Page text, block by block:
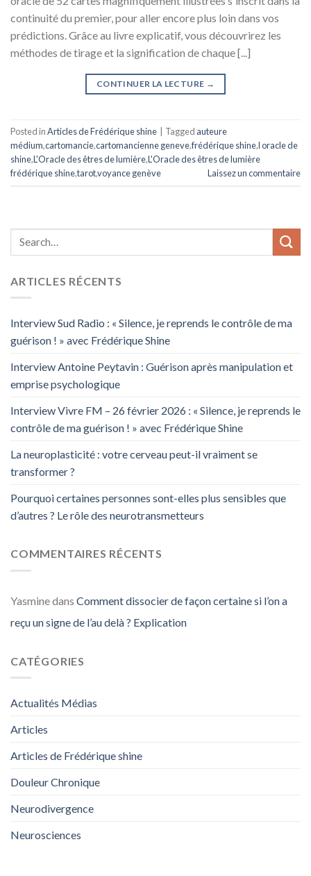
continuité du premier, pour aller encore plus loin dans vos
prédictions. Grâce au livre explicatif, vous découvrirez les
méthodes de tirage et la signification de chaque [...]
CONTINUER LA LECTURE →
Posted inArticles de Frédérique shine Tagged auteure
médium,cartomancie,cartomancienne geneve,frédérique shine,l oracle de
shine,L'Oracle des êtres de lumière,L'Oracle des êtres de lumière
frédérique shine,tarot,voyance genève Laissez un commentaire
ARTICLES RÉCENTS
Interview Sud Radio : « Silence, je reprends le contrôle de ma
guérison ! » avec Frédérique Shine
Interview Antoine Peytavin : Guérison après manipulation et
emprise psychologique
Interview Vivre FM – 26 février 2026 : « Silence, je reprends le
contrôle de ma guérison ! » avec Frédérique Shine
La neuroplasticité : votre cerveau peut-il vraiment se
transformer ?
Pourquoi certaines personnes sont-elles plus sensibles que
d’autres ? Le rôle des neurotransmetteurs
COMMENTAIRES RÉCENTS
Yasminedans Comment dissocier de façon certaine si l’on a
reçu un signe de l’au delà ? Explication
CATÉGORIES
Actualités Médias
Articles
Articles de Frédérique shine
Douleur Chronique
Neurodivergence
Neurosciences